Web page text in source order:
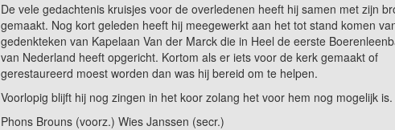
De vele gedachtenis kruisjes voor de overledenen heeft hij samen met zijn
gemaakt. Nog kort geleden heeft hij meegewerkt aan het tot stand komen
gedenkteken van Kapelaan Van der Marck die in Heel de eerste
van Nederland heeft opgericht. Kortom als er iets voor de kerk gemaakt of
gerestaureerd moest worden dan was hij bereid om te helpen.
Voorlopig blijft hij nog zingen in het koor zolang het voor hem nog mogelijk is.
Phons Brouns (voorz.) Wies Janssen (secr.)